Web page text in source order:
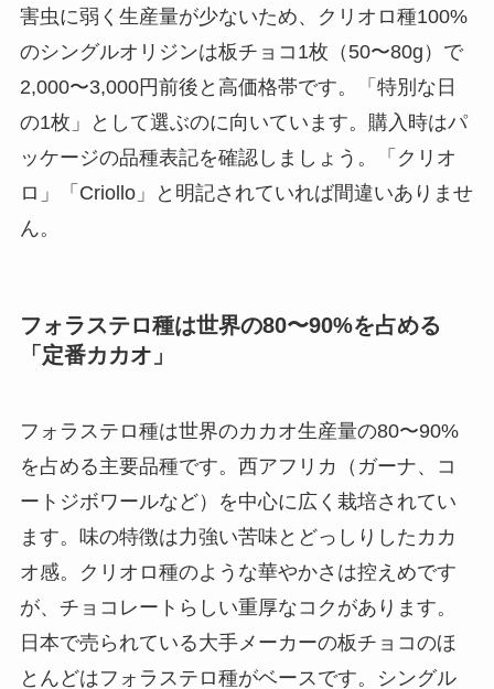
害虫に弱く生産量が少ないため、クリオロ種100%
のシングルオリジンは板チョコ1枚（50〜80g）で
2,000〜3,000円前後と高価格帯です。「特別な日
の1枚」として選ぶのに向いています。購入時はパ
ッケージの品種表記を確認しましょう。「クリオ
ロ」「Criollo」と明記されていれば間違いありませ
ん。
フォラステロ種は世界の80〜90%を占める
「定番カカオ」
フォラステロ種は世界のカカオ生産量の80〜90%
を占める主要品種です。西アフリカ（ガーナ、コ
ートジボワールなど）を中心に広く栽培されてい
ます。味の特徴は力強い苦味とどっしりしたカカ
オ感。クリオロ種のような華やかさは控えめです
が、チョコレートらしい重厚なコクがあります。
日本で売られている大手メーカーの板チョコのほ
とんどはフォラステロ種がベースです。シングル